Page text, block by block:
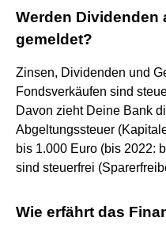
Werden Dividenden
gemeldet?
Zinsen, Dividenden und
Fondsverkäufen sind
Davon zieht Deine Bank
Abgeltungssteuer
bis 1.000 Euro (bis 2022:
sind steuerfrei
Wie erfährt das